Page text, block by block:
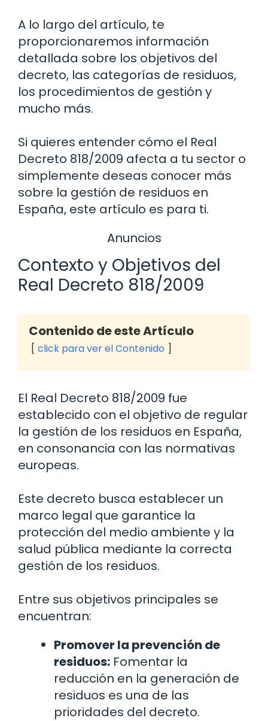
A lo largo del artículo, te
proporcionaremos información
detallada sobre los objetivos del
decreto, las categorías de residuos,
los procedimientos de gestión y
mucho más.
Si quieres entender cómo el Real
Decreto 818/2009 afecta a tu sector o
simplemente deseas conocer más
sobre la gestión de residuos en
España, este artículo es para ti.
Anuncios
Contexto y Objetivos del
Real Decreto 818/2009
Contenido de este Artículo
click para ver el Contenido
El Real Decreto 818/2009 fue
establecido con el objetivo de regular
la gestión de los residuos en España,
en consonancia con las normativas
europeas.
Este decreto busca establecer un
marco legal que garantice la
protección del medio ambiente y la
salud pública mediante la correcta
gestión de los residuos.
Entre sus objetivos principales se
encuentran:
Promover la prevención de
residuos: Fomentar la
reducción en la generación de
residuos es una de las
prioridades del decreto.